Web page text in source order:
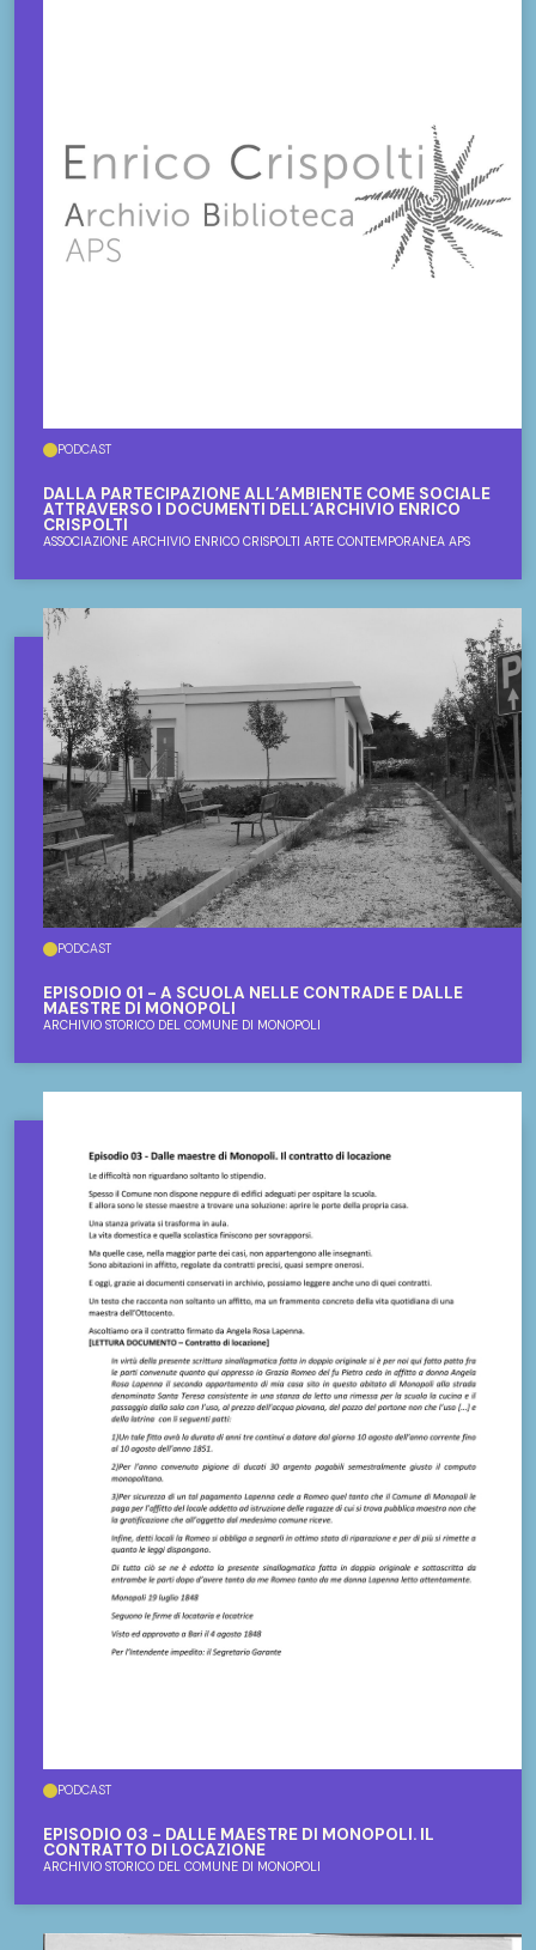
PODCAST
DALLA PARTECIPAZIONE ALL’AMBIENTE COME SOCIALE
ATTRAVERSO I DOCUMENTI DELL’ARCHIVIO ENRICO
CRISPOLTI
ASSOCIAZIONE ARCHIVIO ENRICO CRISPOLTI ARTE CONTEMPORANEA APS
PODCAST
EPISODIO 01 - A SCUOLA NELLE CONTRADE E DALLE
MAESTRE DI MONOPOLI
ARCHIVIO STORICO DEL COMUNE DI MONOPOLI
PODCAST
EPISODIO 03 - DALLE MAESTRE DI MONOPOLI. IL
CONTRATTO DI LOCAZIONE
ARCHIVIO STORICO DEL COMUNE DI MONOPOLI